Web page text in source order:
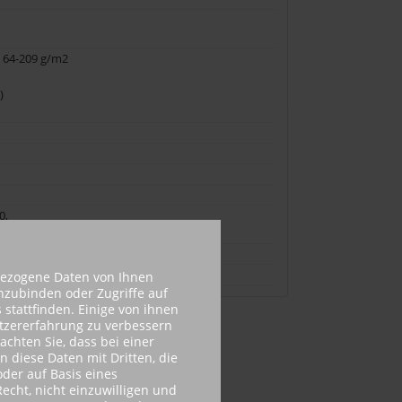
209 g/m2
Daten von Ihnen
oder Zugriffe auf
stattfinden. Einige von ihnen
zu verbessern
Sie, dass bei einer
diese Daten mit Dritten, die
auf Basis eines
nicht einzuwilligen und